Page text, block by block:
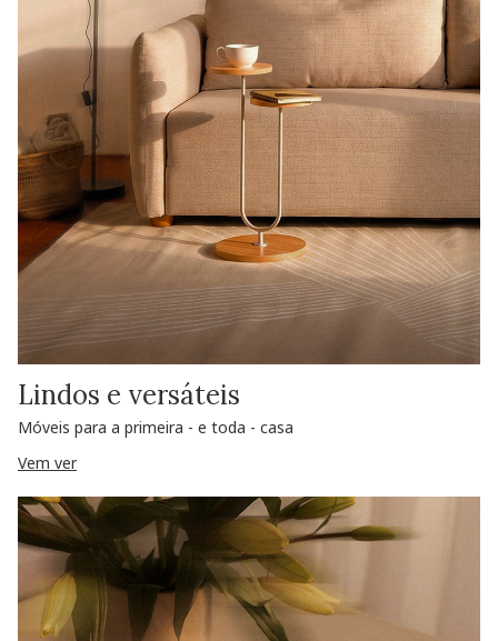
Lindos e versáteis
Móveis para a primeira - e toda - casa
Vem ver